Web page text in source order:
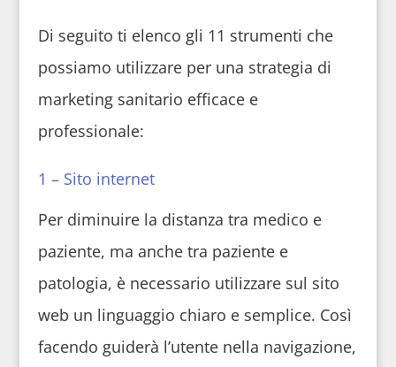
Di seguito ti elenco gli 11 strumenti che
possiamo utilizzare per una strategia di
marketing sanitario efficace e
professionale:
1 – Sito internet
Per diminuire la distanza tra medico e
paziente, ma anche tra paziente e
patologia, è necessario utilizzare sul sito
web un linguaggio chiaro e semplice. Così
facendo guiderà l’utente nella navigazione,